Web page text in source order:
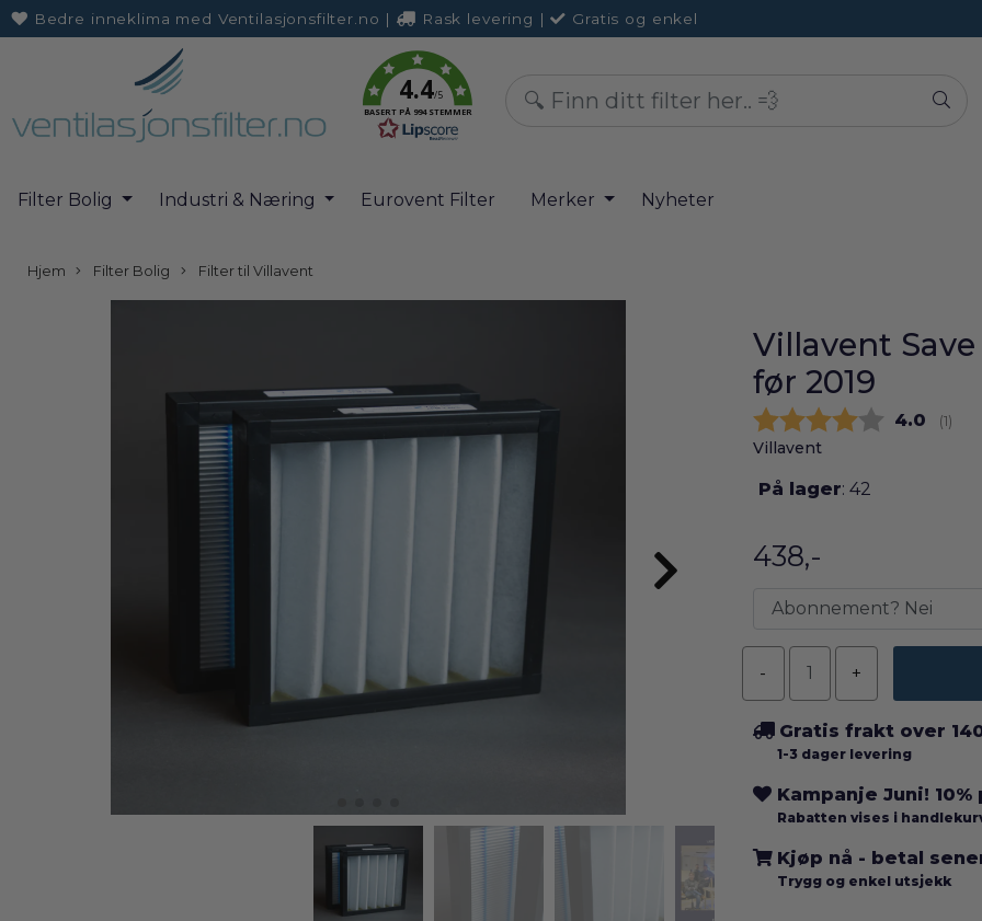
Bedre inneklima med Ventilasjonsfilter.no | Rask levering |
Gratis og enkel
4.4/5
BASERT PÅ 994 STEMMER
Filter Bolig Industri & Næring Eurovent Filter Merker Nyheter
Hjem Filter Bolig Filter til Villavent
Villavent
før 2019
4.0 (1)
Villavent
På lager: 42
438,-
Gratis frakt over
1-3 dager levering
Kampanje Juni!
Rabatten vises i
Kjøp nå - betal
Trygg og enkel utsjekk